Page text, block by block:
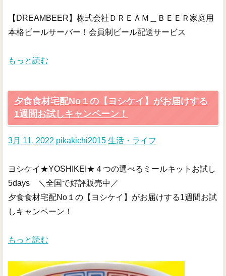
【DREAMBEER】株式会社ＤＲＥＡＭ＿ＢＥＥＲ家庭用
本格ビールサーバー！会員制ビール配送サービス
もっと読む
夕食食材宅配No１の【ヨシケイ】がお届けする
1週間お試しキャンペーン！
3月 11, 2022 pikakichi2015 生活・ライフ
ヨシケイ★YOSHIKEI★４つの選べるミールキットお試し
5days ＼全国で好評販売中／
夕食食材宅配No１の【ヨシケイ】がお届けする1週間お試
しキャンペーン！
もっと読む